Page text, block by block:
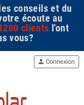
conseils et du
écoute au
clients l'ont
vous?
person Connexion